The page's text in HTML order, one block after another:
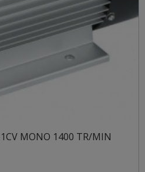
MONO 1400 TR/MIN